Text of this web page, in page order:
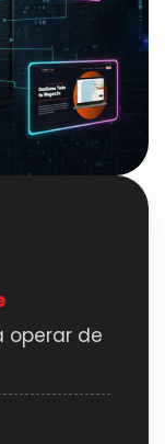
operar de